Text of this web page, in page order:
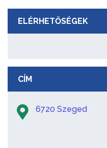
ELÉRHETŐSÉGEK
CÍM
6720 Szeged